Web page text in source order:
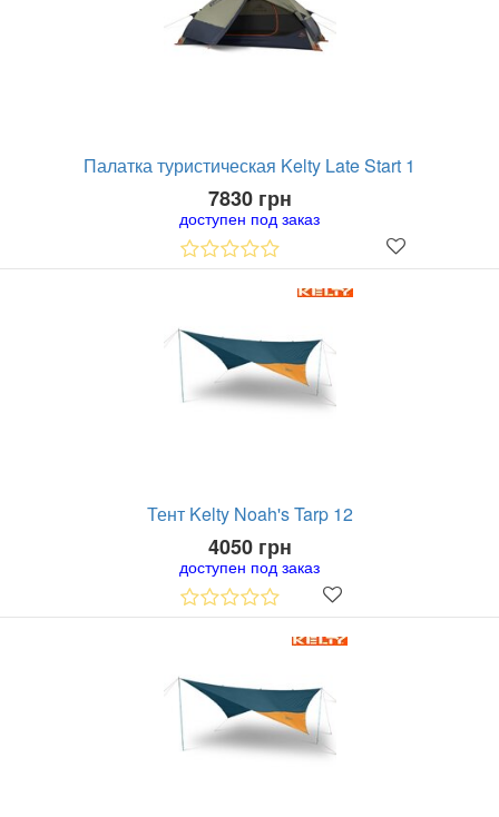
Палатка туристическая Kelty Late Start 1
7830 грн
доступен под заказ
Тент Kelty Noah's Tarp 12
4050 грн
доступен под заказ